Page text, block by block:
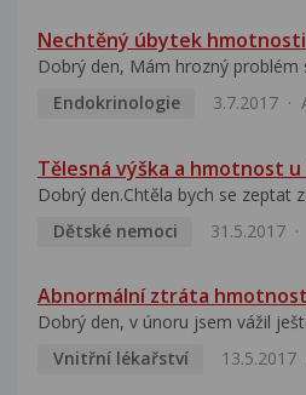
Nechtěný úbytek hmotnosti
Dobrý den, Mám hrozný problém
Endokrinologie
3.7.2017
Tělesná výška a hmotnost
Dobrý den.Chtěla bych se zeptat
Dětské nemoci
31.5.2017
Abnormální ztráta
Dobrý den, v únoru jsem vážil
Vnitřní lékařství
13.5.2017